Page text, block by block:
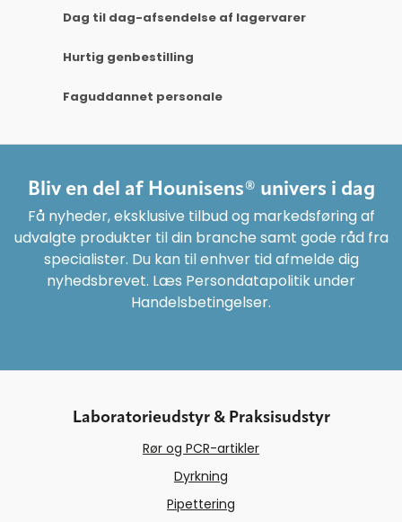
Dag til dag-afsendelse af lagervarer
Hurtig genbestilling
Faguddannet personale
Bliv en del af Hounisens® univers i dag
Få nyheder, eksklusive tilbud og markedsføring af
udvalgte produkter til din branche samt gode råd fra
specialister. Du kan til enhver tid afmelde dig
nyhedsbrevet. Læs Persondatapolitik under
Handelsbetingelser.
Laboratorieudstyr & Praksisudstyr
Rør og PCR-artikler
Dyrkning
Pipettering